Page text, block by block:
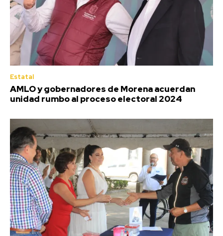
Estatal
AMLO y gobernadores de Morena acuerdan
unidad rumbo al proceso electoral 2024